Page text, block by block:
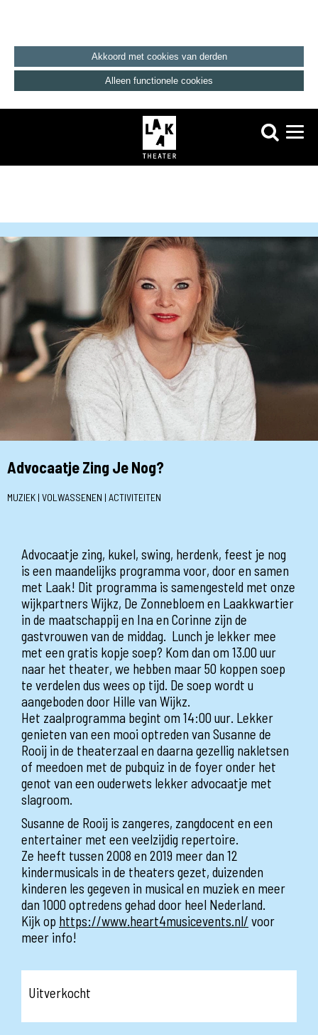
Akkoord met cookies van derden
Alleen functionele cookies
Advocaatje Zing Je Nog?
MUZIEK | VOLWASSENEN | ACTIVITEITEN
Advocaatje zing, kukel, swing, herdenk, feest je nog
is een maandelijks programma voor, door en samen
met Laak! Dit programma is samengesteld met onze
wijkpartners Wijkz, De Zonnebloem en Laakkwartier
in de maatschappij en Ina en Corinne zijn de
gastvrouwen van de middag. Lunch je lekker mee
met een gratis kopje soep? Kom dan om 13.00 uur
naar het theater, we hebben maar 50 koppen soep
te verdelen dus wees op tijd. De soep wordt u
aangeboden door Hille van Wijkz.
Het zaalprogramma begint om 14:00 uur. Lekker
genieten van een mooi optreden van Susanne de
Rooij in de theaterzaal en daarna gezellig nakletsen
of meedoen met de pubquiz in de foyer onder het
genot van een ouderwets lekker advocaatje met
slagroom.
Susanne de Rooij is zangeres, zangdocent en een
entertainer met een veelzijdig repertoire.
Ze heeft tussen 2008 en 2019 meer dan 12
kindermusicals in de theaters gezet, duizenden
kinderen les gegeven in musical en muziek en meer
dan 1000 optredens gehad door heel Nederland.
Kijk op https://www.heart4musicevents.nl/ voor
meer info!
Uitverkocht